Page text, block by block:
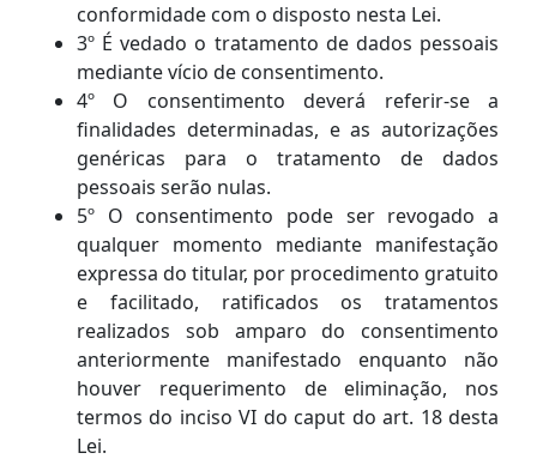
conformidade com o disposto nesta Lei.
3º É vedado o tratamento de dados pessoais
mediante vício de consentimento.
4º O consentimento deverá referir-se a
finalidades determinadas, e as autorizações
genéricas para o tratamento de dados
pessoais serão nulas.
5º O consentimento pode ser revogado a
qualquer momento mediante manifestação
expressa do titular, por procedimento gratuito
e facilitado, ratificados os tratamentos
realizados sob amparo do consentimento
anteriormente manifestado enquanto não
houver requerimento de eliminação, nos
termos do inciso VI do caput do art. 18 desta
Lei.